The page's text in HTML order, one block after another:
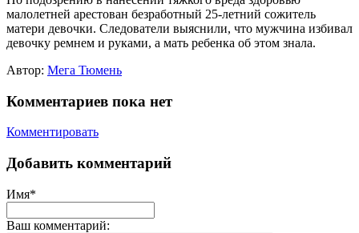
малолетней арестован безработный 25-летний сожитель
матери девочки. Следователи выяснили, что мужчина избивал
девочку ремнем и руками, а мать ребенка об этом знала.
Автор: Мега Тюмень
Комментариев пока нет
Комментировать
Добавить комментарий
Имя*
Ваш комментарий: